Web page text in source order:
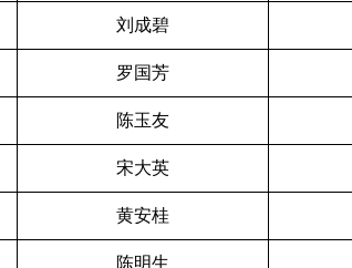
刘成碧
罗国芳
陈玉友
宋大英
黄安桂
陈明生